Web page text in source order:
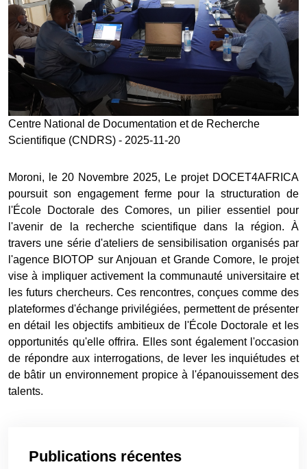
Centre National de Documentation et de Recherche
Scientifique (CNDRS) - 2025-11-20
Moroni, le 20 Novembre 2025, Le projet DOCET4AFRICA
poursuit son engagement ferme pour la structuration de
l'École Doctorale des Comores, un pilier essentiel pour
l'avenir de la recherche scientifique dans la région. À
travers une série d'ateliers de sensibilisation organisés par
l'agence BIOTOP sur Anjouan et Grande Comore, le projet
vise à impliquer activement la communauté universitaire et
les futurs chercheurs. Ces rencontres, conçues comme des
plateformes d'échange privilégiées, permettent de présenter
en détail les objectifs ambitieux de l'École Doctorale et les
opportunités qu'elle offrira. Elles sont également l'occasion
de répondre aux interrogations, de lever les inquiétudes et
de bâtir un environnement propice à l'épanouissement des
talents.
Publications récentes